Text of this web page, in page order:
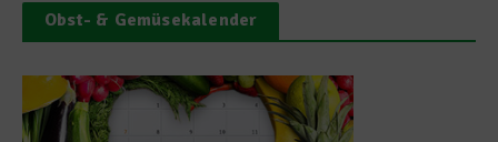
Obst- & Gemüsekalender